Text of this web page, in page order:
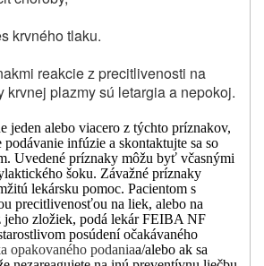
krvného tlaku.
reakcie z precitlivenosti na
krvnej plazmy sú letargia a nepokoj.
jeden alebo viacero z týchto príznakov,
podávanie infúzie a skontaktujte sa so
Uvedené príznaky môžu byť včasnými
šoku. Závažné príznaky
lekársku pomoc. Pacientom s
precitlivenosťou na liek, alebo na
zložiek, podá lekár FEIBA NF
posúdení očakávaného
opakovaného podaniaa/alebo ak sa